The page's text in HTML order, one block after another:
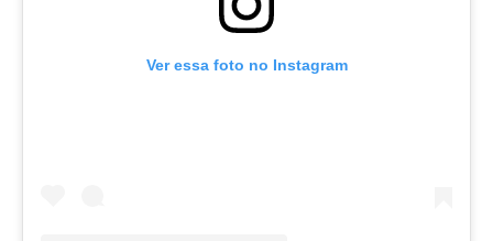
Ver essa foto no Instagram